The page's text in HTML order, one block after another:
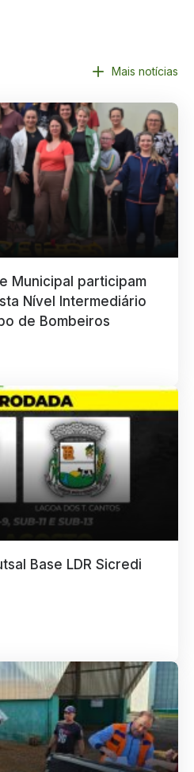
Mais notícias
Municipal participam
Nível Intermediário
de Bombeiros
Base LDR Sicredi